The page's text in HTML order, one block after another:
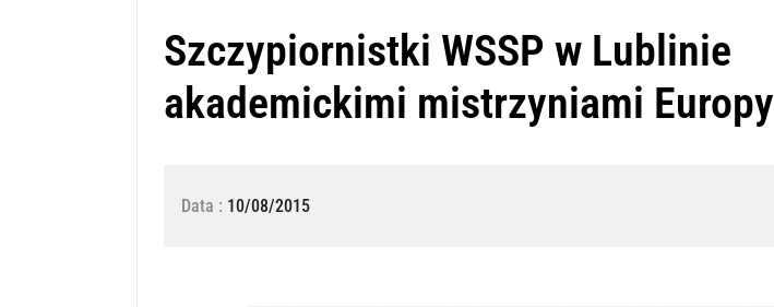
Szczypiornistki WSSP w Lublinie
akademickimi mistrzyniami Europy
Data : 10/08/2015